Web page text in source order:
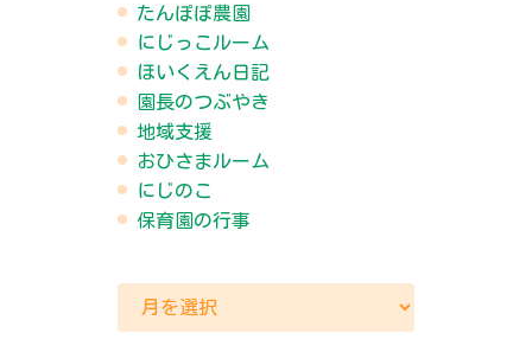
たんぽぽ農園
にじっこルーム
ほいくえん日記
園長のつぶやき
地域支援
おひさまルーム
にじのこ
保育園の行事